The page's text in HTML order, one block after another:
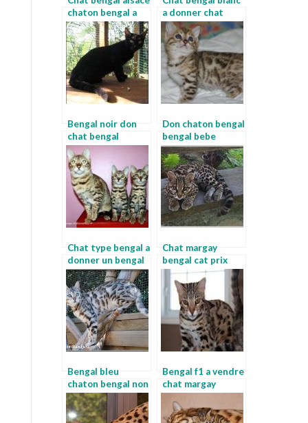
chaton bengal a
adopter
a donner chat
bengal gris
Bengal noir don
chat bengal
Don chaton bengal
bengal bebe
Chat type bengal a
donner un bengal
Chat margay
bengal cat prix
Bengal bleu
chaton bengal non
loof
Bengal f1 a vendre
chat margay